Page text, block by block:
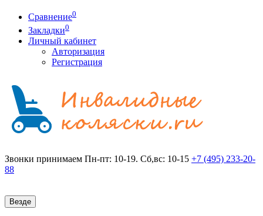
Сравнение0
Закладки0
Личный кабинет
Авторизация
Регистрация
Звонки принимаем Пн-пт: 10-19. Сб,вс: 10-15 +7 (495) 233-20-
88
Везде